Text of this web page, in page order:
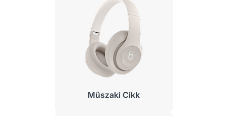
Műszaki Cikk